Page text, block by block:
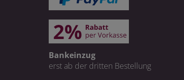
Bankeinzug
erst ab der dritten Bestellung